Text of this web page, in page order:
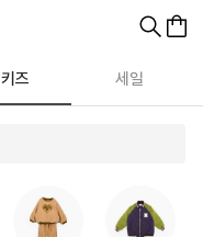
키즈 세일